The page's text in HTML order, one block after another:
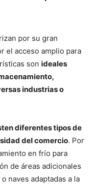
por su gran
el acceso amplio para
son ideales
industrias o
diferentes tipos de
del comercio. Por
en frío para
de áreas adicionales
naves adaptadas a la